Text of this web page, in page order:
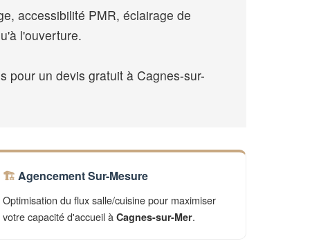
accessibilité PMR, éclairage de
l'ouverture.
pour un devis gratuit à Cagnes-sur-
Agencement Sur-Mesure
Optimisation du flux salle/cuisine pour maximiser
votre capacité d'accueil à Cagnes-sur-Mer.